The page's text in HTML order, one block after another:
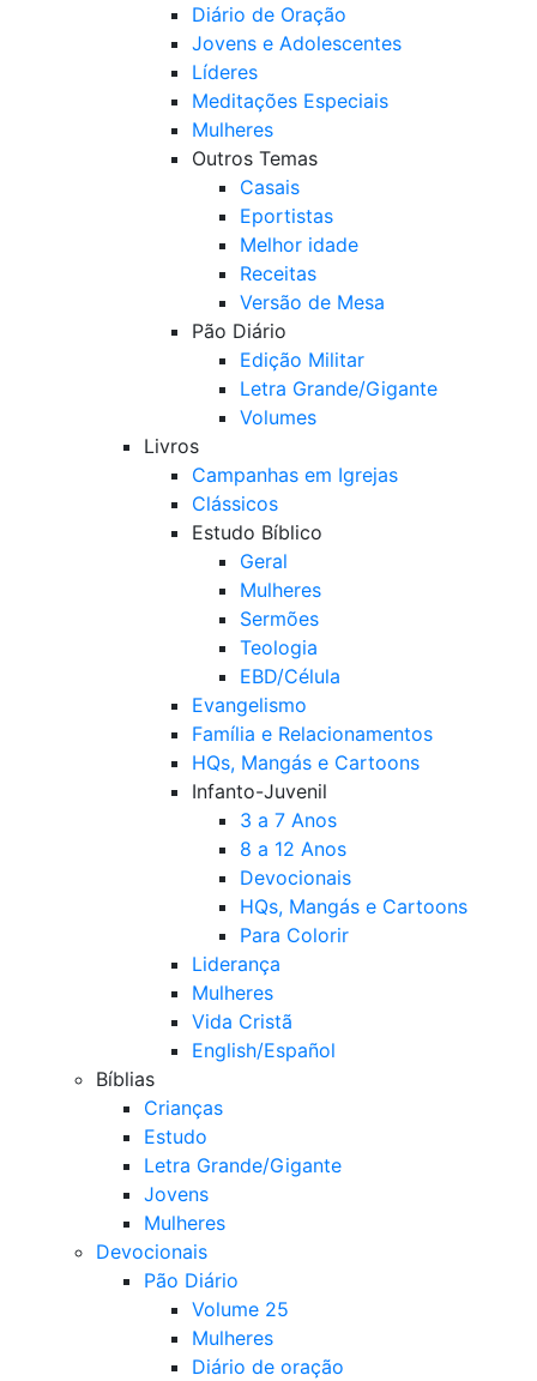
Diário de Oração
Jovens e Adolescentes
Líderes
Meditações Especiais
Mulheres
Outros Temas
Casais
Eportistas
Melhor idade
Receitas
Versão de Mesa
Pão Diário
Edição Militar
Letra Grande/Gigante
Volumes
Livros
Campanhas em Igrejas
Clássicos
Estudo Bíblico
Geral
Mulheres
Sermões
Teologia
EBD/Célula
Evangelismo
Família e Relacionamentos
HQs, Mangás e Cartoons
Infanto-Juvenil
3 a 7 Anos
8 a 12 Anos
Devocionais
HQs, Mangás e Cartoons
Para Colorir
Liderança
Mulheres
Vida Cristã
English/Español
Bíblias
Crianças
Estudo
Letra Grande/Gigante
Jovens
Mulheres
Devocionais
Pão Diário
Volume 25
Mulheres
Diário de oração